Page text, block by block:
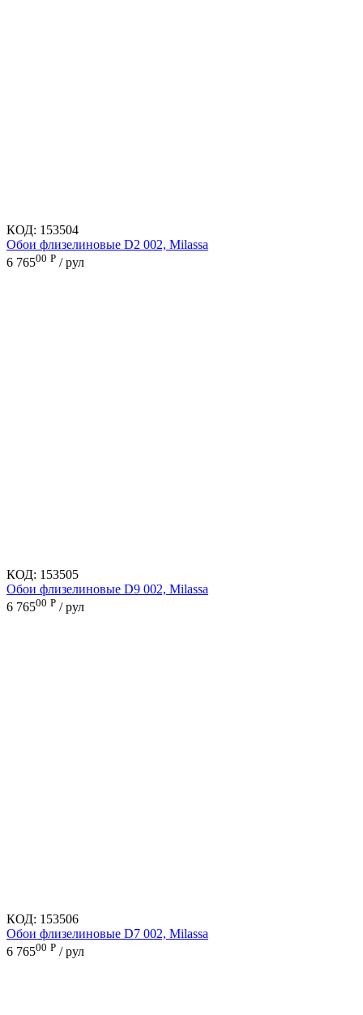
КОД: 153504
Обои флизелиновые D2 002, Milassa
6 76500 Р / рул
КОД: 153505
Обои флизелиновые D9 002, Milassa
6 76500 Р / рул
КОД: 153506
Обои флизелиновые D7 002, Milassa
6 76500 Р / рул